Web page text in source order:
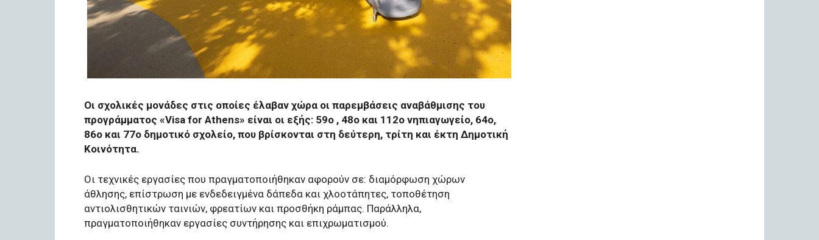
Οι σχολικές μονάδες στις οποίες έλαβαν χώρα οι παρεμβάσεις αναβάθμισης του
προγράμματος «Visa for Athens» είναι οι εξής: 59ο , 48ο και 112ο νηπιαγωγείο, 64ο,
86ο και 77ο δημοτικό σχολείο, που βρίσκονται στη δεύτερη, τρίτη και έκτη Δημοτική
Κοινότητα.
Οι τεχνικές εργασίες που πραγματοποιήθηκαν αφορούν σε: διαμόρφωση χώρων
άθλησης, επίστρωση με ενδεδειγμένα δάπεδα και χλοοτάπητες, τοποθέτηση
αντιολισθητικών ταινιών, φρεατίων και προσθήκη ράμπας. Παράλληλα,
πραγματοποιήθηκαν εργασίες συντήρησης και επιχρωματισμού.